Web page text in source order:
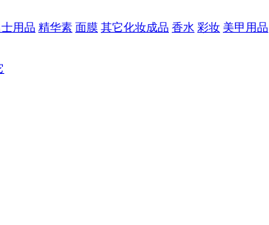
用品 精华素 面膜 其它化妆成品 香水 彩妆 美甲用品